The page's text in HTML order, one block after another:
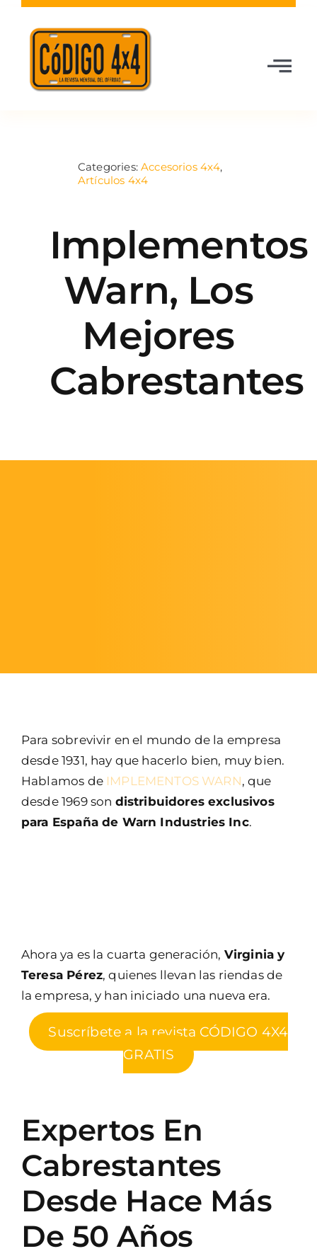
Saltar
contenido
Toggle
Última revistaCategories:Accesorios 4x4,
Artículos 4x4
Implementos
Warn, Los
Mejores
Cabrestantes
Para sobrevivir en el mundo de la empresa
desde 1931, hay que hacerlo bien, muy bien.
Hablamos de IMPLEMENTOS WARN, que
desde 1969 son distribuidores exclusivos
para España de Warn Industries Inc.
Ahora ya es la cuarta generación, Virginia y
Teresa Pérez, quienes llevan las riendas de
la empresa, y han iniciado una nueva era.
Suscríbete a la revista CÓDIGO 4X4
GRATIS
Expertos En
Cabrestantes
Desde Hace Más
De 50 Años